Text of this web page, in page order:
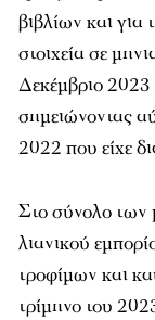
βιβλίων και για
στοιχεία σε
Δεκέμβριο
σημειώνοντας
2022 που είχε
Στο σύνολο των
λιανικού
τροφίμων και
τρίμηνο του